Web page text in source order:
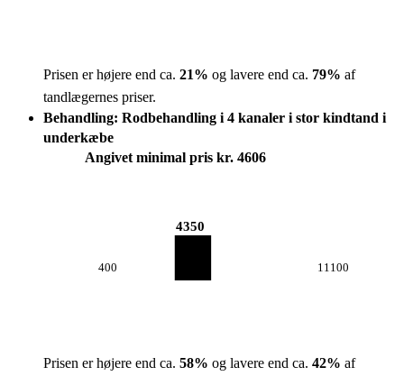
Prisen er højere end ca. 21% og lavere end ca. 79% af
tandlægernes priser.
Behandling: Rodbehandling i 4 kanaler i stor kindtand i
underkæbe
Angivet minimal pris kr. 4606
400
4350
11100
Prisen er højere end ca. 58% og lavere end ca. 42% af